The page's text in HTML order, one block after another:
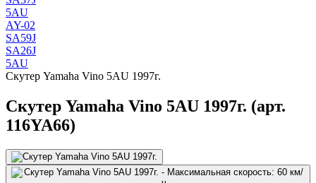
5AU
AY-02
SA59J
SA26J
5AU
Скутер Yamaha Vino 5AU 1997г.
Скутер Yamaha Vino 5AU 1997г. (арт.
116YA66)